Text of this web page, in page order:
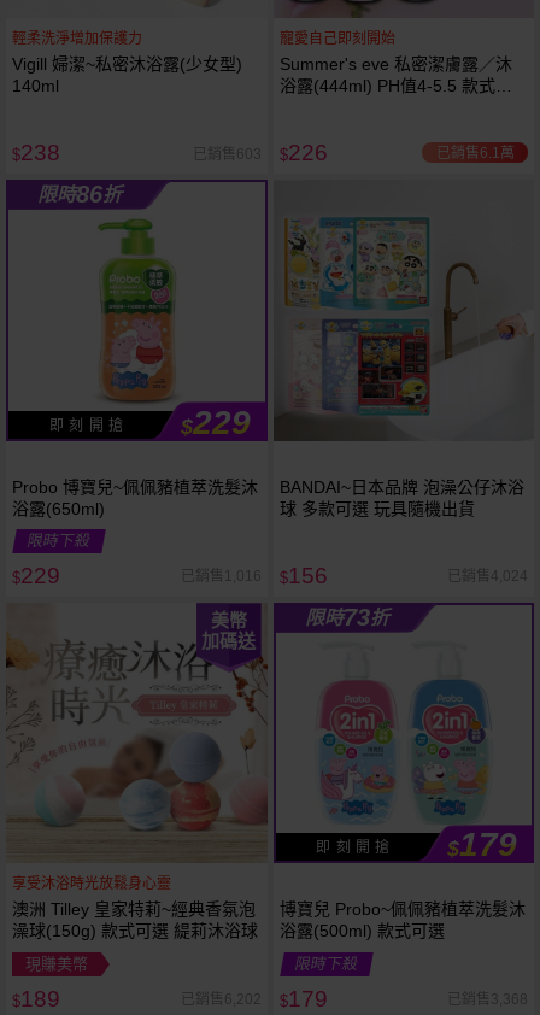
輕柔洗淨增加保護力
Vigill 婦潔~私密沐浴露(少女型)
140ml
$238 已銷售603
寵愛自己即刻開始
Summer's eve 私密潔膚露／沐
浴露(444ml) PH值4-5.5 款式可
$226 已銷售6.1萬
限時86折
即 刻 開 搶 $229
Probo 博寶兒~佩佩豬植萃洗髮沐
浴露(650ml)
限時下殺
$229 已銷售1,016
BANDAI~日本品牌 泡澡公仔沐浴
球 多款可選 玩具隨機出貨
$156 已銷售4,024
美幣
加碼送
享受沐浴時光放鬆身心靈
澳洲 Tilley 皇家特莉~經典香氛泡
澡球(150g) 款式可選 緹莉沐浴球
現賺美幣
$189 已銷售6,202
限時73折
即 刻 開 搶 $179
博寶兒 Probo~佩佩豬植萃洗髮沐
浴露(500ml) 款式可選
限時下殺
$179 已銷售3,368